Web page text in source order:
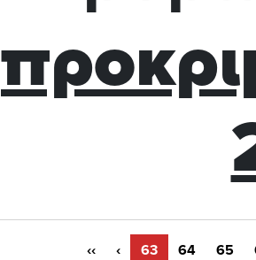
‹‹ ‹ 63 64 65